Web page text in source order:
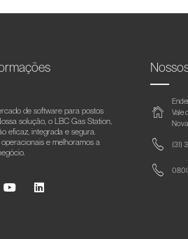
de software para postos
solução, o LBC Gas Station,
eficaz, integrada e segura.
e melhoramos a
Vale
(31)